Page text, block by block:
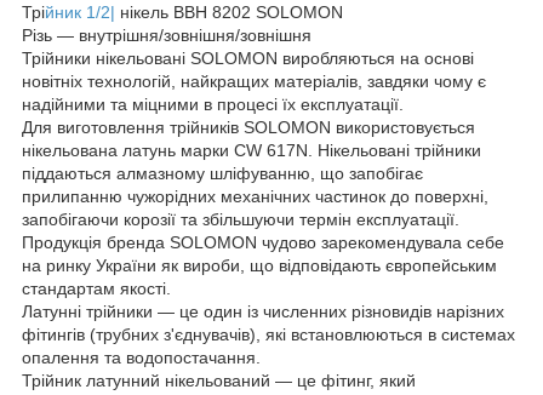
Трійник 1/2| нікель ВВН 8202 SOLOMON
Різь — внутрішня/зовнішня/зовнішня
Трійники нікельовані SOLOMON виробляються на основі
новітніх технологій, найкращих матеріалів, завдяки чому є
надійними та міцними в процесі їх експлуатації.
Для виготовлення трійників SOLOMON використовується
нікельована латунь марки CW 617N. Нікельовані трійники
піддаються алмазному шліфуванню, що запобігає
прилипанню чужорідних механічних частинок до поверхні,
запобігаючи корозії та збільшуючи термін експлуатації.
Продукція бренда SOLOMON чудово зарекомендувала себе
на ринку України як вироби, що відповідають європейським
стандартам якості.
Латунні трійники — це один із численних різновидів нарізних
фітингів (трубних з'єднувачів), які встановлюються в системах
опалення та водопостачання.
Трійник латунний нікельований — це фітинг, який